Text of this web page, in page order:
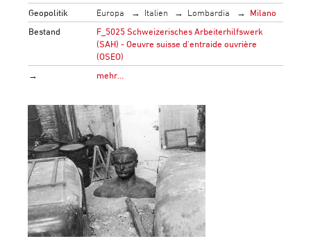
Geopolitik
Europa Italien Lombardia
Milano
Bestand
F_5025 Schweizerisches Arbeiterhilfswerk
(SAH) - Oeuvre suisse d'entraide ouvrière
(OSEO)
→
mehr…